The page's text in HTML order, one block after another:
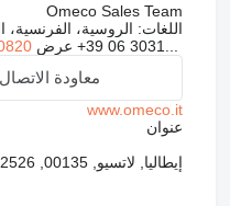
Omeco Sales Team
اللغات: الروسية، الفرنسية،
+39 06 3031... عرض
معاودة
www.omeco.it
عنوان
إيطاليا, لاتسيو, 00135, Roma, Via Trionfale, 12526